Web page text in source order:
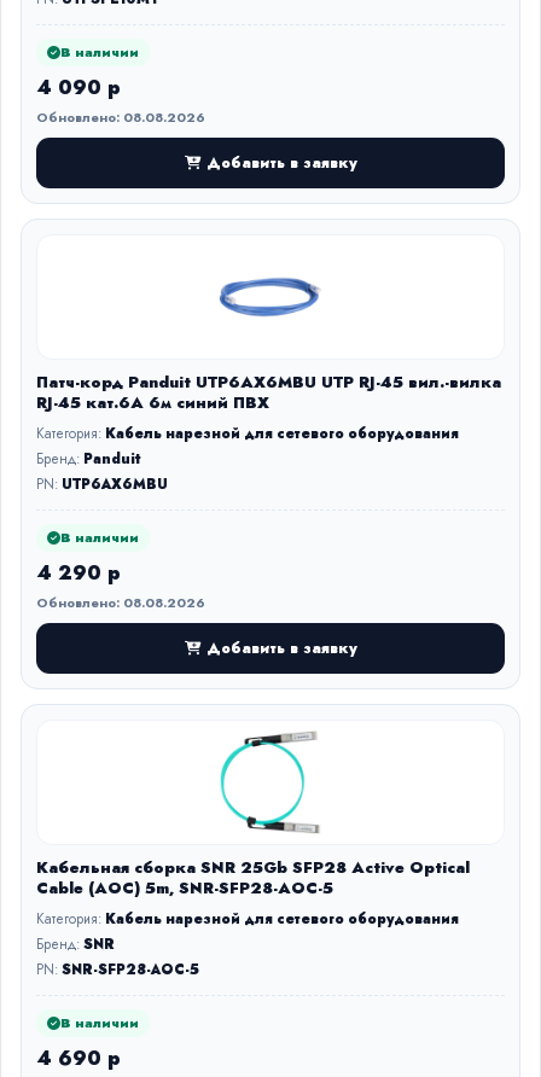
В наличии
4 090 р
Обновлено: 08.08.2026
Добавить в заявку
Патч-корд Panduit UTP6AX6MBU UTP RJ-45 вил.-вилка
RJ-45 кат.6A 6м синий ПВХ
Категория: Кабель нарезной для сетевого оборудования
Бренд: Panduit
PN: UTP6AX6MBU
В наличии
4 290 р
Обновлено: 08.08.2026
Добавить в заявку
Кабельная сборка SNR 25Gb SFP28 Active Optical
Cable (AOC) 5m, SNR-SFP28-AOC-5
Категория: Кабель нарезной для сетевого оборудования
Бренд:SNR
PN:SNR-SFP28-AOC-5
В наличии
4 690 р